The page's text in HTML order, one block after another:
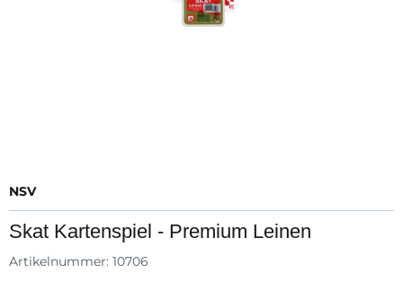
NSV
Skat Kartenspiel - Premium Leinen
Artikelnummer: 10706